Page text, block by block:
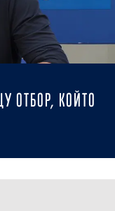
ОТБОР, КОЙТО